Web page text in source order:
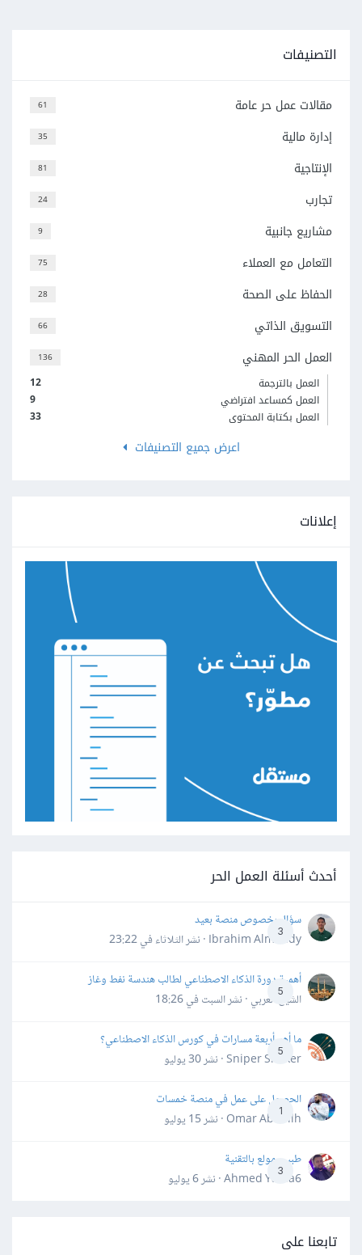
التصنيفات
61 مقالات عمل حر عامة
35 إدارة مالية
81 الإنتاجية
24 تجارب
9 مشاريع جانبية
75 التعامل مع العملاء
28 الحفاظ على الصحة
66 التسويق الذاتي
136 العمل الحر المهني
12
العمل بالترجمة
9
العمل كمساعد افتراضي
33
العمل بكتابة المحتوى
اعرض جميع التصنيفات
إعلانات
أحدث أسئلة العمل الحر
3
سؤال بخصوص منصة بعيد
Ibrahim Almahdy · نشر
الثلاثاء في 23:22
5
أهمية دورة الذكاء الاصطناعي لطالب هندسة نفط وغاز
الشيخ العربي · نشرالسبت في 18:26
5
ما أهم أربعة مسارات في كورس الذكاء الاصطناعي؟
Sniper Shaker · نشر
30 يوليو
1
الحصول على عمل في منصة خمسات
Omar Abdallh · نشر
15 يوليو
3
طبيب مولع بالتقنية
Ahmed Yahia6 · نشر
6 يوليو
تابعنا على